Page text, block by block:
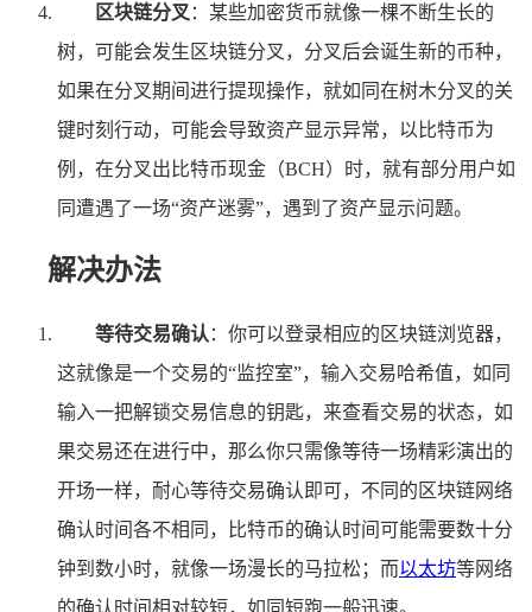
区块链分叉 ：某些加密货币就像一棵不断生长的
树，可能会发生区块链分叉，分叉后会诞生新的币种，
如果在分叉期间进行提现操作，就如同在树木分叉的关
键时刻行动，可能会导致资产显示异常，以比特币为
例，在分叉出比特币现金（BCH）时，就有部分用户如
同遭遇了一场“资产迷雾”，遇到了资产显示问题。
解决办法
等待交易确认 ：你可以登录相应的区块链浏览器，
这就像是一个交易的“监控室”，输入交易哈希值，如同
输入一把解锁交易信息的钥匙，来查看交易的状态，如
果交易还在进行中，那么你只需像等待一场精彩演出的
开场一样，耐心等待交易确认即可，不同的区块链网络
确认时间各不相同，比特币的确认时间可能需要数十分
钟到数小时，就像一场漫长的马拉松；而以太坊等网络
的确认时间相对较短，如同短跑一般迅速。